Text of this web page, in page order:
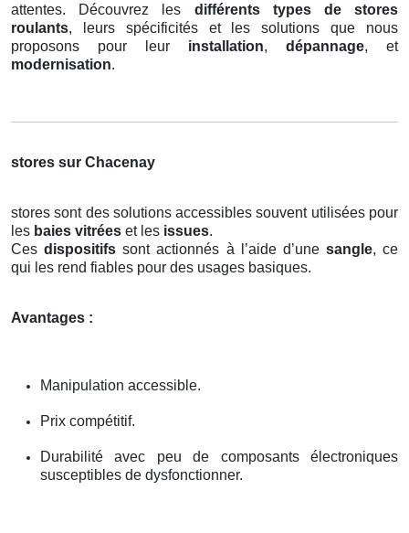
attentes. Découvrez les différents types de stores
roulants, leurs spécificités et les solutions que nous
proposons pour leur installation, dépannage, et
modernisation.
stores sur Chacenay
stores sont des solutions accessibles souvent utilisées pour
les baies vitrées et les issues.
Cesdispositifs sont actionnés à l’aide d’une sangle, ce
qui les rend fiables pour des usages basiques.
Avantages :
Manipulation accessible.
Prix compétitif.
Durabilité avec peu de composants électroniques
susceptibles de dysfonctionner.